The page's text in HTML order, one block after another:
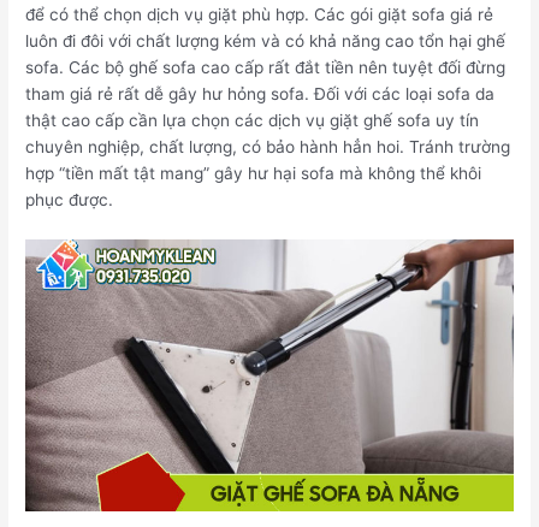
để có thể chọn dịch vụ giặt phù hợp. Các gói giặt sofa giá rẻ
luôn đi đôi với chất lượng kém và có khả năng cao tổn hại ghế
sofa. Các bộ ghế sofa cao cấp rất đắt tiền nên tuyệt đối đừng
tham giá rẻ rất dễ gây hư hỏng sofa. Đối với các loại sofa da
thật cao cấp cần lựa chọn các dịch vụ giặt ghế sofa uy tín
chuyên nghiệp, chất lượng, có bảo hành hẳn hoi. Tránh trường
hợp “tiền mất tật mang” gây hư hại sofa mà không thể khôi
phục được.